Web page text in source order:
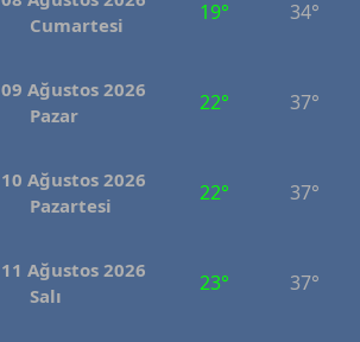
Cumartesi
19° 34°
09 Ağustos 2026
Pazar
22° 37°
10 Ağustos 2026
Pazartesi
22° 37°
11 Ağustos 2026
Salı
23° 37°